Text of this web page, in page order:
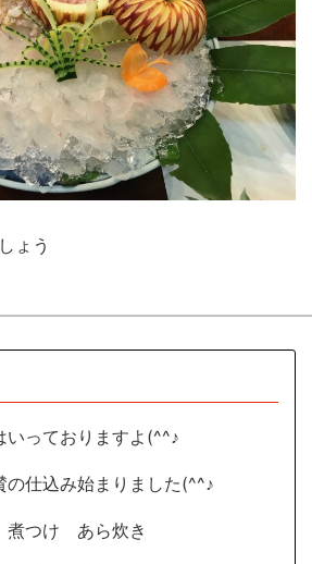
ょう
いっておりますよ(^^♪
の仕込み始まりました(^^♪
つけ あら炊き